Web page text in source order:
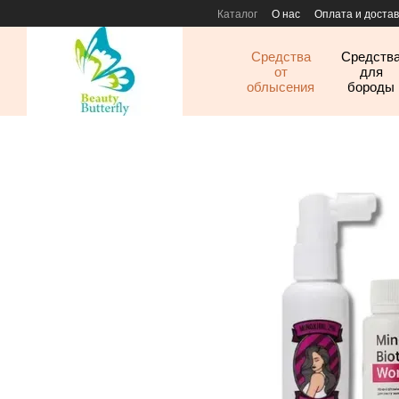
Каталог О нас Оплата и
Средства
от
облысения
для
бороды